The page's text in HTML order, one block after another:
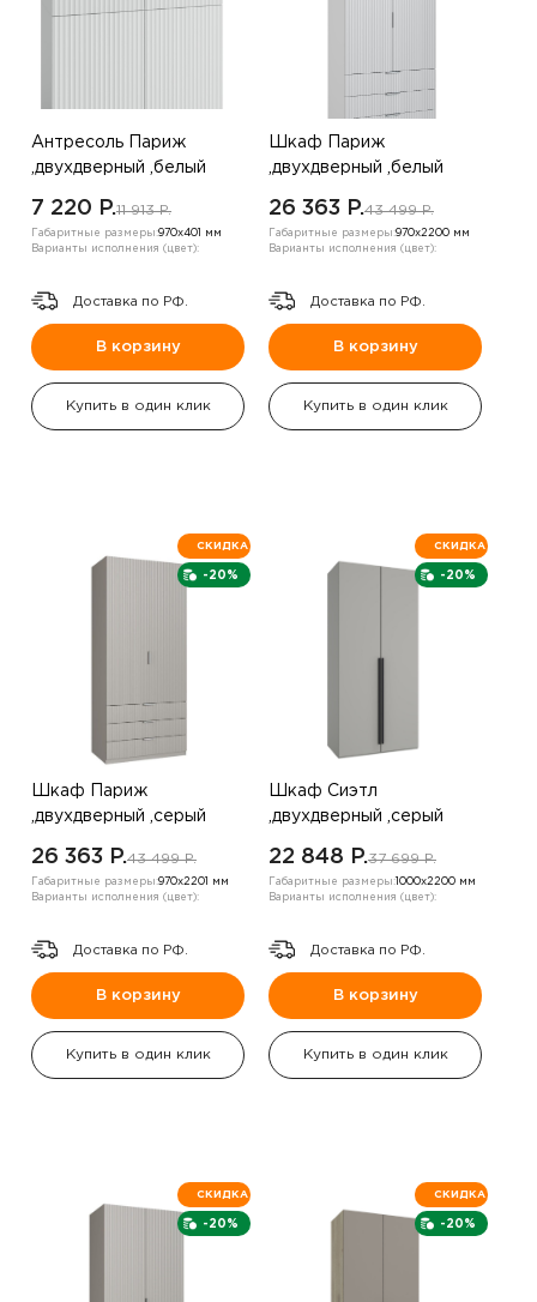
Антресоль Париж
,двухдверный ,белый
7 220 P.11 913 P.
Габаритные размеры:970х401 мм
Варианты исполнения (цвет):
Доставка по РФ.
В корзину
Купить в один клик
Шкаф Париж
,двухдверный ,белый
26 363 P.43 499 P.
Габаритные размеры:970х2200 мм
Варианты исполнения (цвет):
Доставка по РФ.
В корзину
Купить в один клик
-20%
СКИДКА
Шкаф Париж
,двухдверный ,серый
26 363 P.43 499 P.
Габаритные размеры:970х2201 мм
Варианты исполнения (цвет):
Доставка по РФ.
В корзину
Купить в один клик
-20%
СКИДКА
Шкаф Сиэтл
,двухдверный ,серый
22 848 P.37 699 P.
Габаритные размеры: 1000х2200 мм
Варианты исполнения (цвет):
Доставка по РФ.
В корзину
Купить в один клик
-20%
СКИДКА
-20%
СКИДКА